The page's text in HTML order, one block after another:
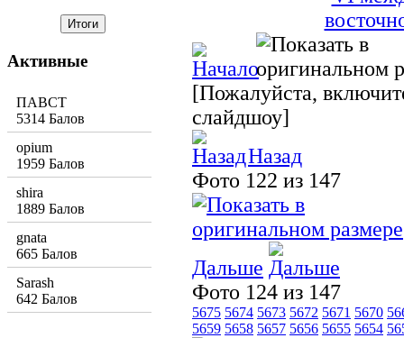
[Пожалуйста,
слайдшоу]
Назад
Фото 122 из 147
Дальше
Фото 124 из 147
5675 5674 5673 5672 5671 5670
5659 5658 5657 5656 5655 5654
Активные
ПАВСТ
5314 Балов
opium
1959 Балов
shira
1889 Балов
gnata
665 Балов
Sarash
642 Балов